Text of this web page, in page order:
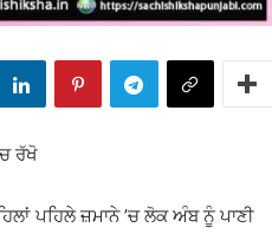
ਰੱਖੋ
ਪਹਿਲੇ ਜ਼ਮਾਨੇ ’ਚ ਲੋਕ ਅੰਬ ਨੂੰ ਪਾਣੀ